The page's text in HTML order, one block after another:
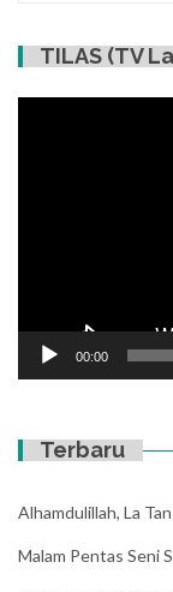
TILAS (TV
00:00
Terbaru
Alhamdulillah, La
Malam Pentas Seni